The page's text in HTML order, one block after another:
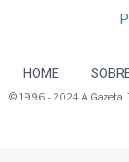
HOME
© 1996 - 2024 A Gazeta.